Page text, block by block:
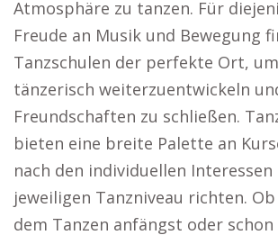
Atmosphäre zu tanzen. Für
Freude an Musik und Bewegung
Tanzschulen der perfekte Ort,
tänzerisch weiterzuentwickeln
Freundschaften zu schließen.
bieten eine breite Palette an
nach den individuellen Interessen
jeweiligen Tanzniveau richten.
dem Tanzen anfängst oder schon